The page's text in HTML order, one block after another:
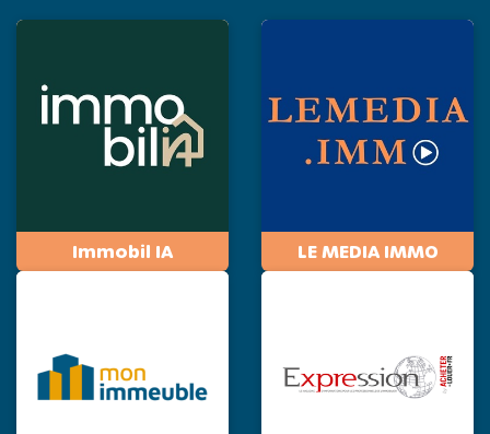
Immobil IA LE MEDIA IMMO